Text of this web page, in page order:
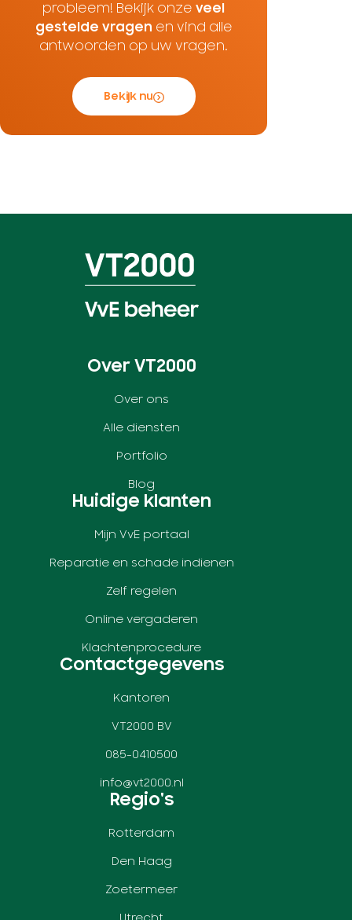
probleem! Bekijk onze veel
gestelde vragen en vind alle
antwoorden op uw vragen.
Bekijk nu
Over VT2000
Over ons
Alle diensten
Portfolio
Blog
Huidige klanten
Mijn VvE portaal
Reparatie en schade indienen
Zelf regelen
Online vergaderen
Klachtenprocedure
Contactgegevens
Kantoren
VT2000 BV
085-0410500
info@vt2000.nl
Regio's
Rotterdam
Den Haag
Zoetermeer